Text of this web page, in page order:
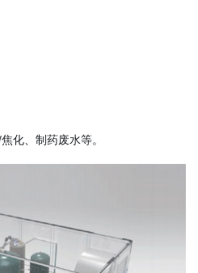
化、制药废水等。